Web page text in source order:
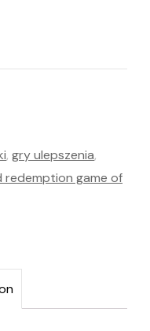
, gry ulepszenia,
redemption game of